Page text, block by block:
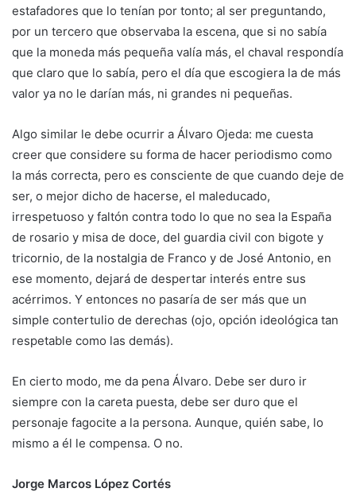
estafadores que lo tenían por tonto; al ser preguntando,
por un tercero que observaba la escena, que si no sabía
que la moneda más pequeña valía más, el chaval respondía
que claro que lo sabía, pero el día que escogiera la de más
valor ya no le darían más, ni grandes ni pequeñas.
Algo similar le debe ocurrir a Álvaro Ojeda: me cuesta
creer que considere su forma de hacer periodismo como
la más correcta, pero es consciente de que cuando deje de
ser, o mejor dicho de hacerse, el maleducado,
irrespetuoso y faltón contra todo lo que no sea la España
de rosario y misa de doce, del guardia civil con bigote y
tricornio, de la nostalgia de Franco y de José Antonio, en
ese momento, dejará de despertar interés entre sus
acérrimos. Y entonces no pasaría de ser más que un
simple contertulio de derechas (ojo, opción ideológica tan
respetable como las demás).
En cierto modo, me da pena Álvaro. Debe ser duro ir
siempre con la careta puesta, debe ser duro que el
personaje fagocite a la persona. Aunque, quién sabe, lo
mismo a él le compensa. O no.
Jorge Marcos López Cortés